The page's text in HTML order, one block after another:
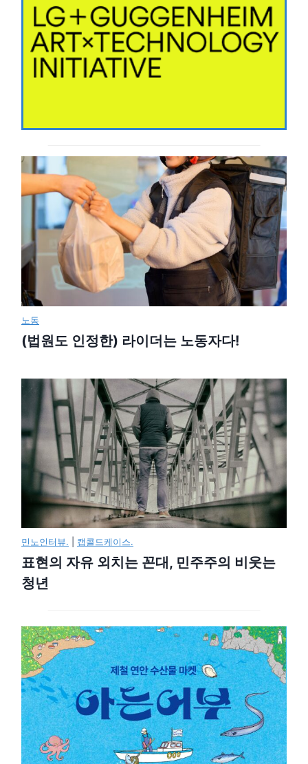
노동
(법원도 인정한) 라이더는 노동자다!
민노인터뷰. 캡콜드케이스.
표현의 자유 외치는 꼰대, 민주주의 비웃는
청년